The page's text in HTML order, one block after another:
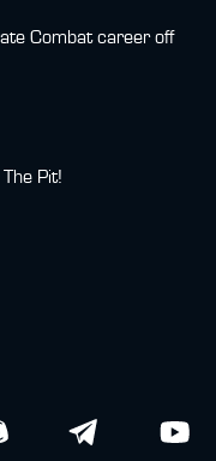
Combat career off
Pit!